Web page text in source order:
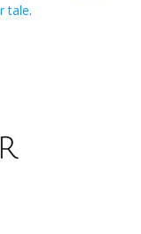
tale.